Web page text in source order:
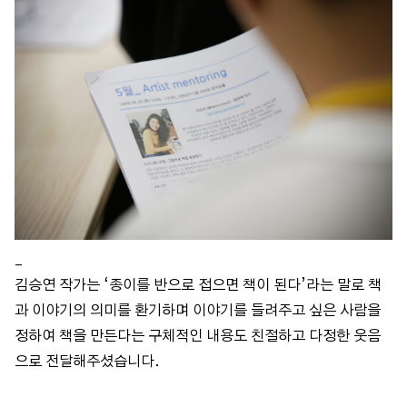
김승연 작가는 ‘종이를 반으로 접으면 책이 된다’라는 말로 책
과 이야기의 의미를 환기하며 이야기를 들려주고 싶은 사람을
정하여 책을 만든다는 구체적인 내용도 친절하고 다정한 웃음
으로 전달해주셨습니다.